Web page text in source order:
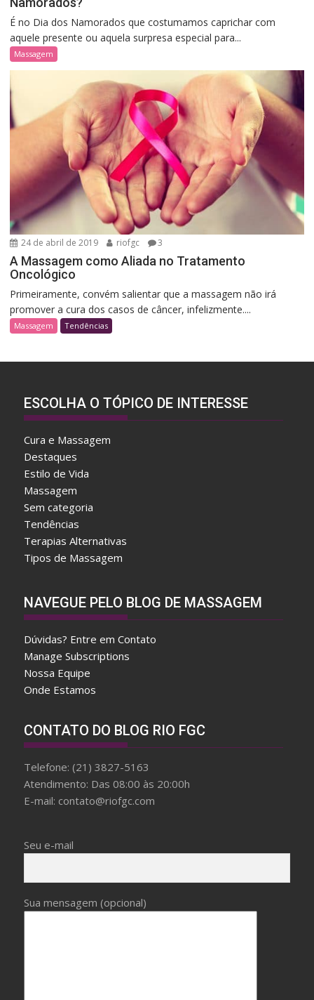
É no Dia dos Namorados que costumamos caprichar com
aquele presente ou aquela surpresa especial para...
Massagem
24 de abril de 2019 riofgc 3
A Massagem como Aliada no Tratamento
Oncológico
Primeiramente, convém salientar que a massagem não irá
promover a cura dos casos de câncer, infelizmente....
Massagem Tendências
ESCOLHA O TÓPICO DE INTERESSE
Cura e Massagem
Destaques
Estilo de Vida
Massagem
Sem categoria
Tendências
Terapias Alternativas
Tipos de Massagem
f
t
e
r
w
a
d
f
k
e
b
e
i
NAVEGUE PELO BLOG DE MASSAGEM
Dúvidas? Entre em Contato
Manage Subscriptions
Nossa Equipe
Onde Estamos
CONTATO DO BLOG RIO FGC
Telefone: (21) 3827-5163
Atendimento: Das 08:00 às 20:00h
E-mail: contato@riofgc.com
Seu e-mail
Sua mensagem (opcional)